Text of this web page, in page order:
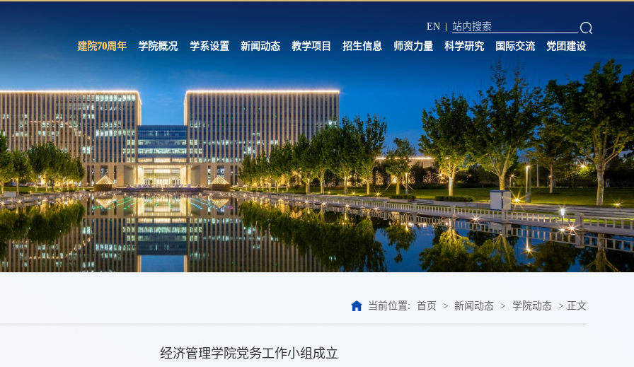
EN
建院70周年
学院概况 学系设置 新闻动态 教学项目 招生信息 师资力量 科学研究 国际交流 党团建设
当前位置: 首页 > 新闻动态 > 学院动态 > 正文
经济管理学院党务工作小组成立